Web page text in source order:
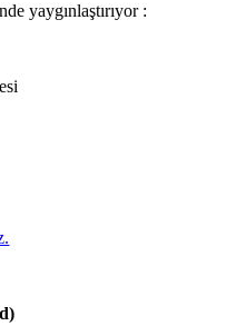
yaygınlaştırıyor :